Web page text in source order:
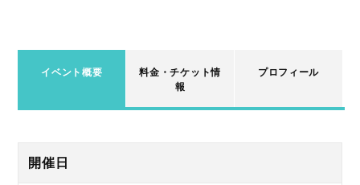
イベント概要
料金・チケット情
報
プロフィール
開催日